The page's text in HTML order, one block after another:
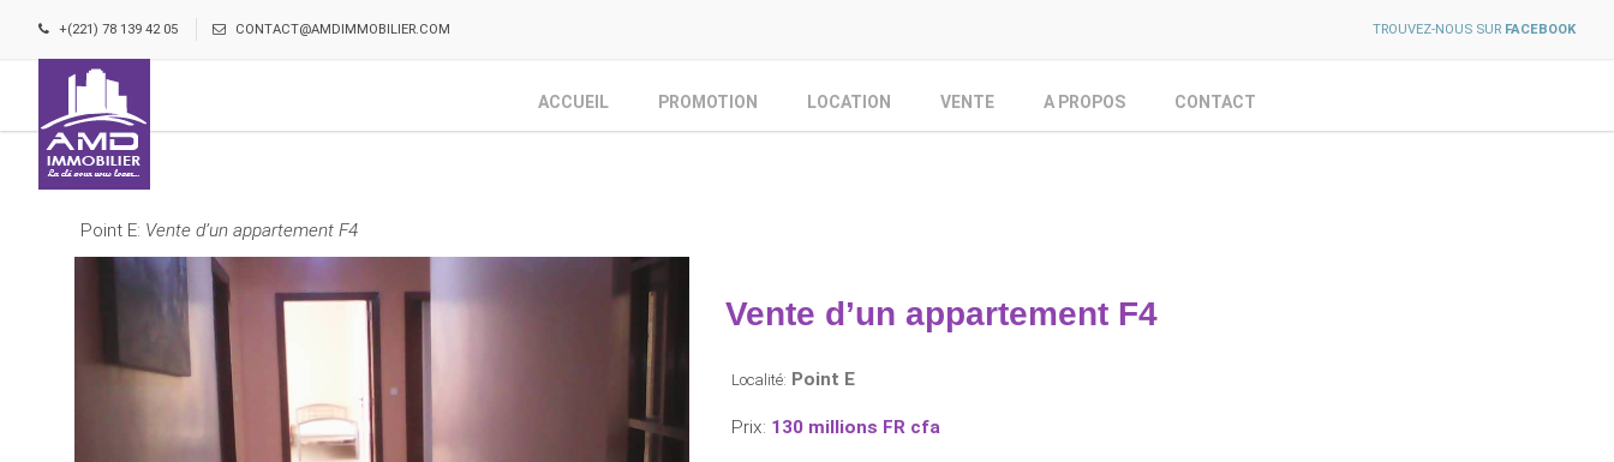
+(221) 78 139 42 05 CONTACT@AMDIMMOBILIER.COM TROUVEZ-NOUS SUR FACEBOOK
ACCUEIL PROMOTION LOCATION VENTE A PROPOS CONTACT
Point E: Vente d’un appartement F4
Vente d’un appartement F4
Localité: Point E
Prix: 130 millions FR cfa